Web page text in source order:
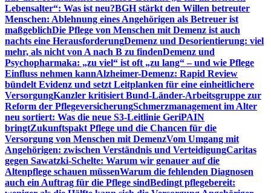
Lebensalter“: Was ist neu?BGH stärkt den Willen betreuter
Menschen: Ablehnung eines Angehörigen als Betreuer ist
maßgeblichDie Pflege von Menschen mit Demenz ist auch
nachts eine HerausforderungDemenz und Desorientierung: viel
mehr, als nicht von A nach B zu findenDemenz und
Psychopharmaka: „zu viel“ ist oft „zu lang“ – und wie Pflege
Einfluss nehmen kannAlzheimer-Demenz: Rapid Review
bündelt Evidenz und setzt Leitplanken für eine einheitlichere
VersorgungKanzler kritisiert Bund-Länder-Arbeitsgruppe zur
Reform der PflegeversicherungSchmerzmanagement im Alter
neu sortiert: Was die neue S3-Leitlinie GeriPAIN
bringtZukunftspakt Pflege und die Chancen für die
Versorgung von Menschen mit DemenzVom Umgang mit
Angehörigen: zwischen Verständnis und VerteidigungCaritas
gegen Sawatzki-Schelte: Warum wir genauer auf die
Altenpflege schauen müssenWarum die fehlenden Diagnosen
auch ein Auftrag für die Pflege sindBedingt pflegebereit: